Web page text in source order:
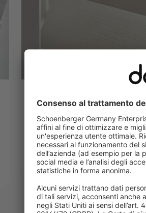
Veneziane in legno
Ambiente naturale e caldo
Elemento d'arredo premium
Diverse essenze di legno e colori
Adatte per ambienti umidi con